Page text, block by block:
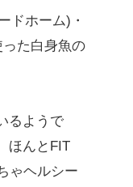
ドホーム)・
た白身魚の
るようで
ほんとFIT
ゃヘルシー